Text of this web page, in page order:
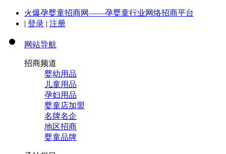
火爆孕婴童招商网——孕婴童行业网络招商平台
| 登录 | 注册
网站导航
招商频道
婴幼用品
儿童用品
孕妇用品
婴童店加盟
名牌名企
地区招商
婴童品牌